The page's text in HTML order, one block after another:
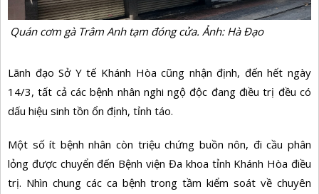
Quán cơm gà Trâm Anh tạm đóng cửa. Ảnh: Hà Đạo
Lãnh đạo Sở Y tế Khánh Hòa cũng nhận định, đến hết ngày
14/3, tất cả các bệnh nhân nghi ngộ độc đang điều trị đều có
dấu hiệu sinh tồn ổn định, tỉnh táo.
Một số ít bệnh nhân còn triệu chứng buồn nôn, đi cầu phân
lỏng được chuyển đến Bệnh viện Đa khoa tỉnh Khánh Hòa điều
trị. Nhìn chung các ca bệnh trong tầm kiểm soát về chuyên